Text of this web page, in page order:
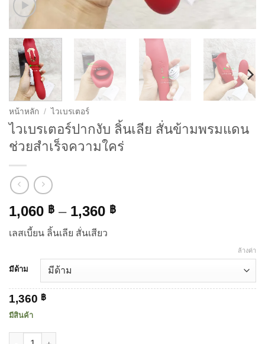
หน้าหลัก / ไวเบรเตอร์
ไวเบรเตอร์ปากงับ ลิ้นเลีย สั่นข้ามพรมแดน
ช่วยสำเร็จความใคร่
1,060 ฿ – 1,360 ฿Price
เลสเบี้ยน ลิ้นเลีย สั่นเสียว
มีด้าม
ล้างค่า
1,360 ฿
มีสินค้า
จำนวน ไวเบรเตอร์ปากงับ ลิ้นเลีย สั่นข้ามพรมแดน ช่วยสำเร็จความใค